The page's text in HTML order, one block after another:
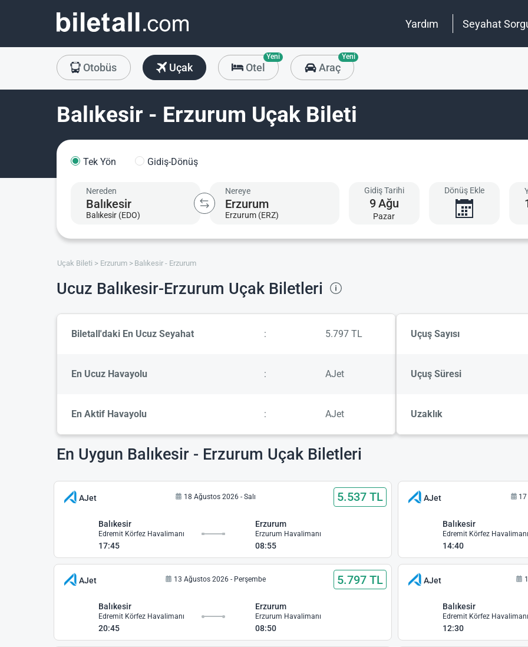
Yardım Seyahat
Otobüs Uçak Otel
Yeni
Araç
Yeni
Balıkesir - Erzurum Uçak Bileti
Tek Yön Gidiş-Dönüş
Nereden
Balıkesir (EDO)
Nereye
Erzurum (ERZ)
Gidiş Tarihi
9Ağu
Pazar
Dönüş Ekle
Uçak Bileti Erzurum Balıkesir - Erzurum
Ucuz Balıkesir-Erzurum Uçak Biletleri
Biletall'daki En Ucuz Seyahat : 5.797 TL
En Ucuz Havayolu : AJet
En Aktif Havayolu : AJet
Uçuş Sayısı
Uçuş Süresi
Uzaklık
En Uygun Balıkesir - Erzurum Uçak Biletleri
AJet 18 Ağustos 2026 - Salı 5.537 TL
Balıkesir
Edremit Körfez Havalimanı
17:45
Erzurum
Erzurum Havalimanı
08:55
AJet
Balıkesir
Edremit Körfez Havalimanı
14:40
AJet 13 Ağustos 2026 - Perşembe 5.797 TL
Balıkesir
Edremit Körfez Havalimanı
20:45
Erzurum
Erzurum Havalimanı
08:50
AJet
Balıkesir
Edremit Körfez Havalimanı
12:30